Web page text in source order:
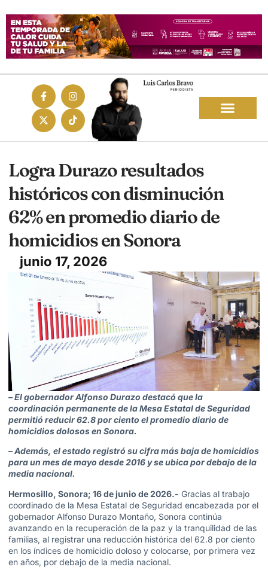
Logra Durazo resultados
históricos con disminución
62% en promedio diario de
homicidios en Sonora
junio 17, 2026
– El gobernador Alfonso Durazo destacó que la
coordinación permanente de la Mesa Estatal de Seguridad
permitió reducir 62.8 por ciento el promedio diario de
homicidios dolosos en Sonora.
– Además, el estado registró su cifra más baja de homicidios
para un mes de mayo desde 2016 y se ubica por debajo de la
media nacional.
Hermosillo, Sonora; 16 de junio de 2026.- Gracias al trabajo
coordinado de la Mesa Estatal de Seguridad encabezada por el
gobernador Alfonso Durazo Montaño, Sonora continúa
avanzando en la recuperación de la paz y la tranquilidad de las
familias, al registrar una reducción histórica del 62.8 por ciento
en los índices de homicidio doloso y colocarse, por primera vez
en años, por debajo de la media nacional.